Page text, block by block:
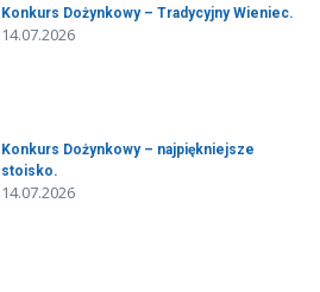
Konkurs Dożynkowy – Tradycyjny Wieniec.
14.07.2026
Konkurs Dożynkowy – najpiękniejsze
stoisko.
14.07.2026